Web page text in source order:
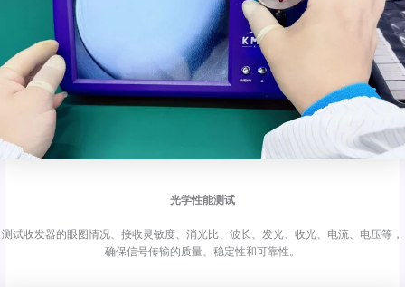
光学性能测试
测试收发器的眼图情况、接收灵敏度、消光比、波长、发光、收光、电流、电压等，
确保信号传输的质量、稳定性和可靠性。